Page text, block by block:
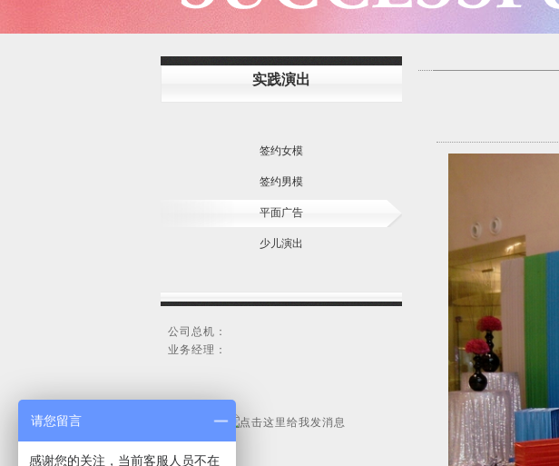
实践演出
签约女模
签约男模
平面广告
少儿演出
公司总机：
业务经理：
客服ＱＱ：
电子邮箱：
传真号码：
请您留言
感谢您的关注，当前客服人员不在